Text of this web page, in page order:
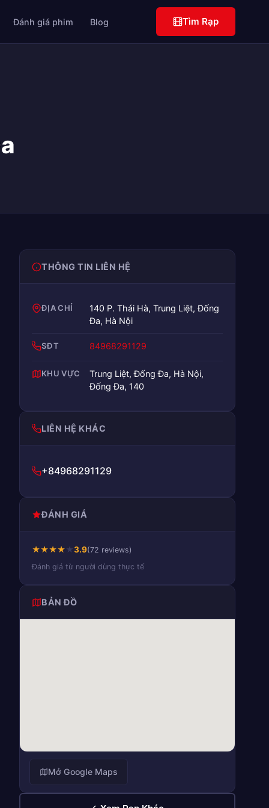
Đánh giá phim Blog Tìm Rạp
THÔNG TIN LIÊN HỆ
ĐỊA CHỈ
140 P. Thái Hà, Trung Liệt, Đống
Đa, Hà Nội
SĐT 84968291129
KHU VỰC
Trung Liệt, Đống Đa, Hà Nội,
Đống Đa, 140
LIÊN HỆ KHÁC
+84968291129
ĐÁNH GIÁ
★★★★★3.9(72 reviews)
Đánh giá từ người dùng thực tế
BẢN ĐỒ
Mở Google Maps